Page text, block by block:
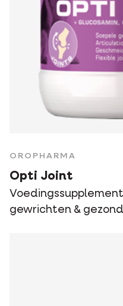
OROPHARMA
Opti Joint
gewrichten &